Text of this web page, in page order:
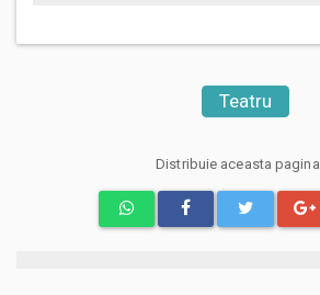
Teatru
Distribuie aceasta pagina